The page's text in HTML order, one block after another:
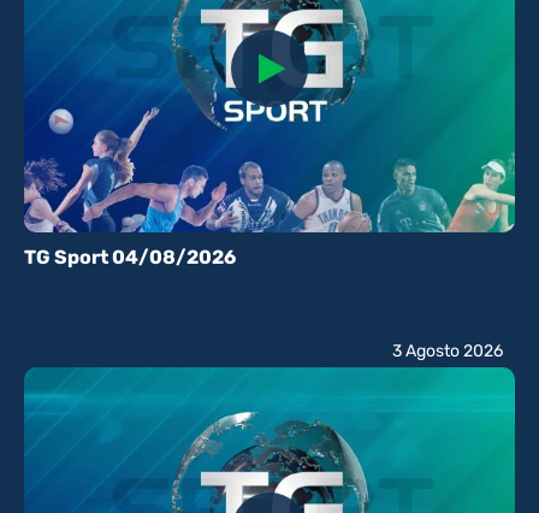
TG Sport 04/08/2026
3 Agosto 2026